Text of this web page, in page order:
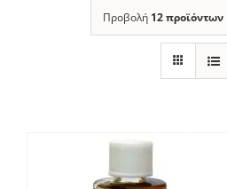
Προβολή 12 προϊόντων